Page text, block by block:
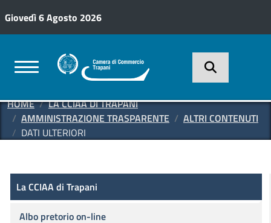
Giovedì 6 Agosto 2026
HOME
LA CCIAA DI TRAPANI
AMMINISTRAZIONE TRASPARENTE
ALTRI CONTENUTI
DATI ULTERIORI
Amministrazione Trasparente
La CCIAA di Trapani
La CCIAA di Trapani
Albo pretorio on-line